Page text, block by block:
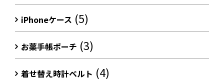
iPhoneケース (5)
お薬手帳ポーチ (3)
着せ替え時計ベルト (4)